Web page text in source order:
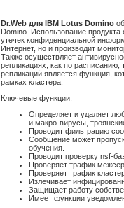
Dr.Web для IBM Lotus Domino
Domino. Использование
утечек конфиденциальной
Интернет, но и производит
Также осуществляет
репликациях, как по
репликаций является функция,
рамках кластера.
Ключевые функции:
Определяет и удаляет
и макро-вирусы,
Проводит фильтрацию
Сообщение может
обучения.
Проводит проверку nsf-
Проверяет трафик
Проверяет трафик
Излечивает
Защищает работу
Имеет функции